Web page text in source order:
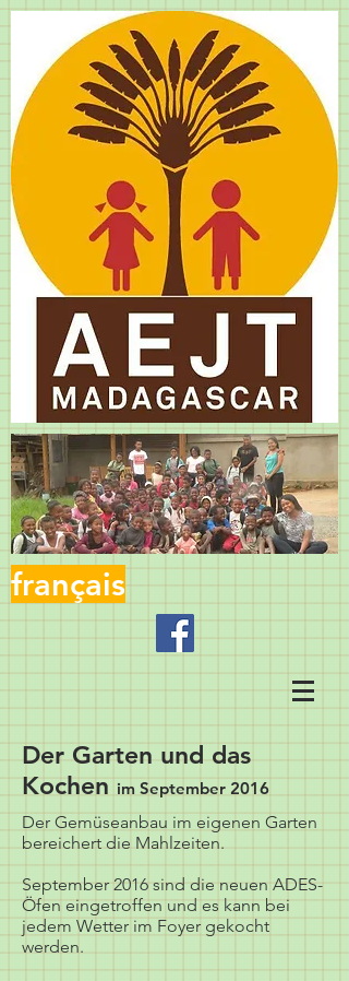
français
Der Garten und das
Kochen im September 2016
Der Gemüseanbau im eigenen Garten
bereichert die Mahlzeiten.
September 2016 sind die neuen ADES-
Öfen eingetroffen und es kann bei
jedem Wetter im Foyer gekocht
werden.